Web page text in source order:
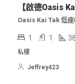
【啟德Oasis
Oasis Kai Tak 低
1 1
私樓
Jeffrey423